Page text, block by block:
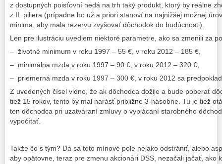
z dostupných poisťovní nedá na trh taký produkt, ktorý by reálne
z II. piliera (prípadne ho už a priori stanoví na najnižšej možnej
minima, aby mala rezervu zvyšovať dôchodok do budúcnosti).
Len pre ilustráciu uvediem niektoré parametre, ako sa zmenili za
– životné minimum v roku 1997 – 55 €, v roku 2012 – 185 €,
– minimálna mzda v roku 1997 – 90 €, v roku 2012 – 320 €,
– priemerná mzda v roku 1997 – 300 €, v roku 2012 sa
Z uvedených čísel vidno, že ak dôchodca dožije a bude poberať
tiež 15 rokov, tento by mal narásť približne 3-násobne. Tu je tiež
ten dôchodca pri uzatváraní zmluvy o vyplácaní starobného
vypočítať.
Takže čo s tým? Dá sa toto mínové pole nejako odstrániť, alebo
aby opätovne, teraz pre zmenu akcionári DSS, nezačali jačať, ako